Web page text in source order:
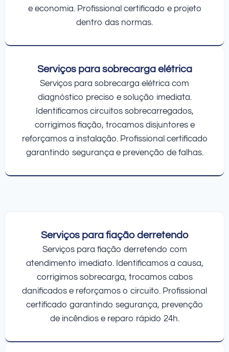
e economia. Profissional certificado e projeto
dentro das normas.
Serviços para sobrecarga elétrica
Serviços para sobrecarga elétrica com
diagnóstico preciso e solução imediata.
Identificamos circuitos sobrecarregados,
corrigimos fiação, trocamos disjuntores e
reforçamos a instalação. Profissional certificado
garantindo segurança e prevenção de falhas.
Serviços para fiação derretendo
Serviços para fiação derretendo com
atendimento imediato. Identificamos a causa,
corrigimos sobrecarga, trocamos cabos
danificados e reforçamos o circuito. Profissional
certificado garantindo segurança, prevenção
de incêndios e reparo rápido 24h.